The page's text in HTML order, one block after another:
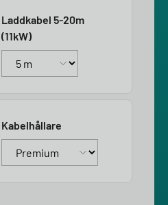
Laddkabel 5-20m
(11kW)
Kabelhållare